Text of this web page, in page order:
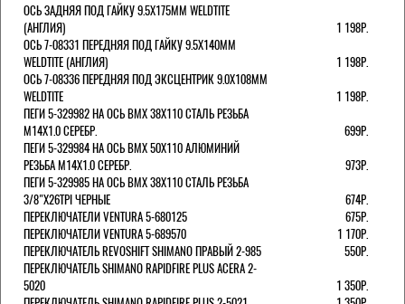
ОСЬ ЗАДНЯЯ ПОД ГАЙКУ 9.5Х175ММ WELDTITE
(АНГЛИЯ)
1 198Р.
ОСЬ 7-08331 ПЕРЕДНЯЯ ПОД ГАЙКУ 9.5Х140ММ
WELDTITE (АНГЛИЯ)
1 198Р.
ОСЬ 7-08336 ПЕРЕДНЯЯ ПОД ЭКСЦЕНТРИК 9.0Х108ММ
WELDTITE
1 198Р.
ПЕГИ 5-329982 НА ОСЬ BMX 38Х110 СТАЛЬ РЕЗЬБА
М14Х1.0 СЕРЕБР.
699Р.
ПЕГИ 5-329984 НА ОСЬ BMX 50Х110 АЛЮМИНИЙ
РЕЗЬБА М14Х1.0 СЕРЕБР.
973Р.
ПЕГИ 5-329985 НА ОСЬ BMX 38Х110 СТАЛЬ РЕЗЬБА
3/8"Х26TPI ЧЕРНЫЕ
674Р.
ПЕРЕКЛЮЧАТЕЛИ VENTURA 5-680125
675Р.
ПЕРЕКЛЮЧАТЕЛИ VENTURA 5-689570
1 170Р.
ПЕРЕКЛЮЧАТЕЛЬ REVOSHIFT SHIMANO ПРАВЫЙ 2-985
550Р.
ПЕРЕКЛЮЧАТЕЛЬ SHIMANO RAPIDFIRE PLUS ACERA 2-
5020
1 350Р.